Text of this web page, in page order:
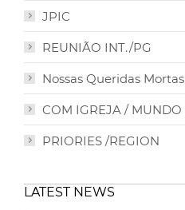
JPIC
REUNIÃO INT./PG
Nossas Queridas Mortas
COM IGREJA / MUNDO
PRIORIES /REGION
LATEST NEWS